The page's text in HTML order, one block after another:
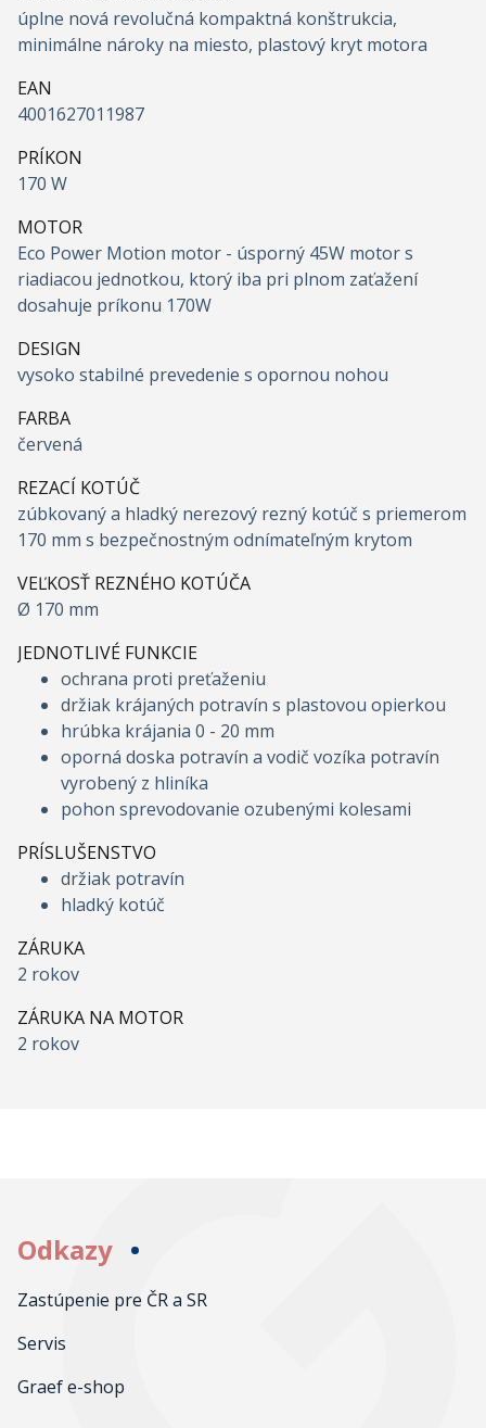
úplne nová revolučná kompaktná konštrukcia,
minimálne nároky na miesto, plastový kryt motora
EAN
4001627011987
PRÍKON
170 W
MOTOR
Eco Power Motion motor - úsporný 45W motor s
riadiacou jednotkou, ktorý iba pri plnom zaťažení
dosahuje príkonu 170W
DESIGN
vysoko stabilné prevedenie s opornou nohou
FARBA
červená
REZACÍ KOTÚČ
zúbkovaný a hladký nerezový rezný kotúč s priemerom
170 mm s bezpečnostným odnímateľným krytom
VEĽKOSŤ REZNÉHO KOTÚČA
Ø 170 mm
JEDNOTLIVÉ FUNKCIE
ochrana proti preťaženiu
držiak krájaných potravín s plastovou opierkou
hrúbka krájania 0 - 20 mm
oporná doska potravín a vodič vozíka potravín
vyrobený z hliníka
pohon sprevodovanie ozubenými kolesami
PRÍSLUŠENSTVO
držiak potravín
hladký kotúč
ZÁRUKA
2 rokov
ZÁRUKA NA MOTOR
2 rokov
Odkazy
Zastúpenie pre ČR a SR
Servis
Graef e-shop